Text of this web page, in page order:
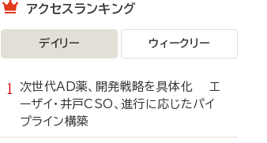
アクセスランキング
デイリー ウィークリー
次世代AD薬、開発戦略を具体化 エ
ーザイ・井戸CSO、進行に応じたパイ
プライン構築